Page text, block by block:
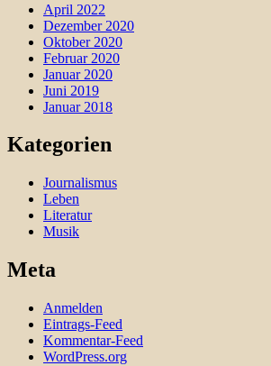
April 2022
Dezember 2020
Oktober 2020
Februar 2020
Januar 2020
Juni 2019
Januar 2018
Kategorien
Journalismus
Leben
Literatur
Musik
Meta
Anmelden
Eintrags-Feed
Kommentar-Feed
WordPress.org